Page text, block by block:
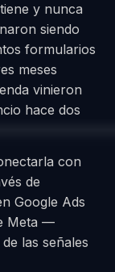
y nunca
siendo
formularios
meses
vinieron
hace dos
con
de
Google Ads
Meta —
las señales